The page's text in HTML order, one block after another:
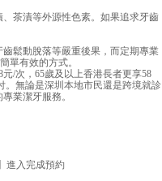
茶漬等外源性色素。如果追求牙齒
鬆動脫落等嚴重後果，而定期專業
單有效的方式。
/次，65歲及以上香港長者更享58
。無論是深圳本地市民還是跨境就診
業潔牙服務。
進入完成預約